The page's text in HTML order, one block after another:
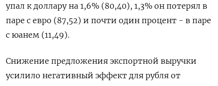
упал к доллару на 1,6% (80,40), 1,3% он потерял в
паре с евро (87,52) и почти один процент - в паре
с юанем (11,49).
Снижение предложения экспортной выручки
усилило негативный эффект для рубля от